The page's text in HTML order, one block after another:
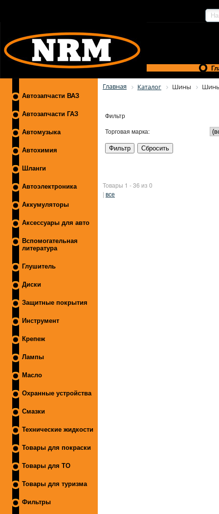
Автозапчасти ВАЗ
Автозапчасти ГАЗ
Автомузыка
Автохимия
Шланги
Автоэлектроника
Аккумуляторы
Аксессуары для авто
Вспомогательная
литература
Глушитель
Диски
Защитные покрытия
Инструмент
Крепеж
Лампы
Масло
Охранные устройства
Смазки
Технические жидкости
Товары для покраски
Товары для ТО
Товары для туризма
Фильтры
Главная Каталог Шины
Фильтр
Торговая марка:
Товары 1 - 36 из 0
| все